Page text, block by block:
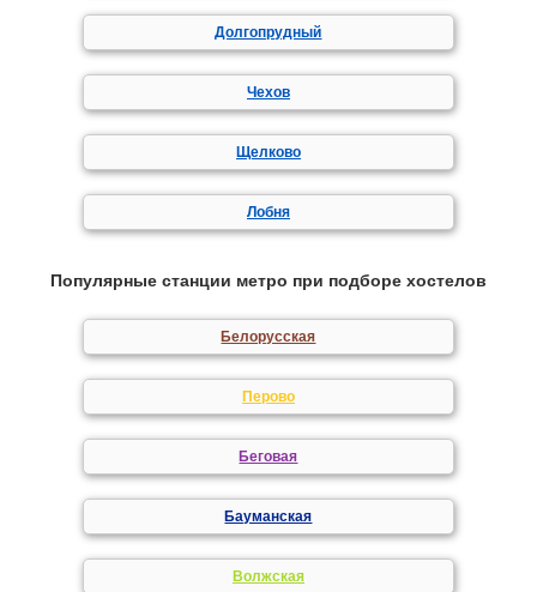
Долгопрудный
Чехов
Щелково
Лобня
Популярные станции метро при подборе хостелов
Белорусская
Перово
Беговая
Бауманская
Волжская